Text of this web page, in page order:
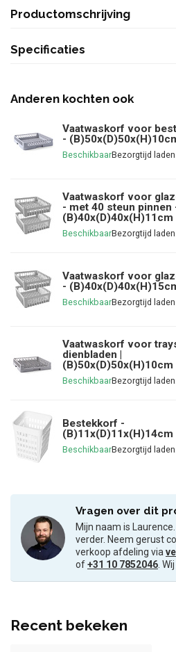
Productomschrijving
Specificaties
Anderen kochten ook
Vaatwaskorf voor
-
Beschikbaar
Vaatwaskorf voor
- met 40 steun pinnen
(B)40x(D)40x(H)11cm
Beschikbaar
Vaatwaskorf voor
-
Beschikbaar
Vaatwaskorf voor
dienbladen |
(B)50x(D)50x(H)10cm
Beschikbaar
Bestekkorf -
(B)11x(D)11x(H)14cm
Beschikbaar
Vragen over dit
Mijn naam is
verder. Neem gerust
verkoop afdeling via
of+31 10 7852046.
Recent bekeken